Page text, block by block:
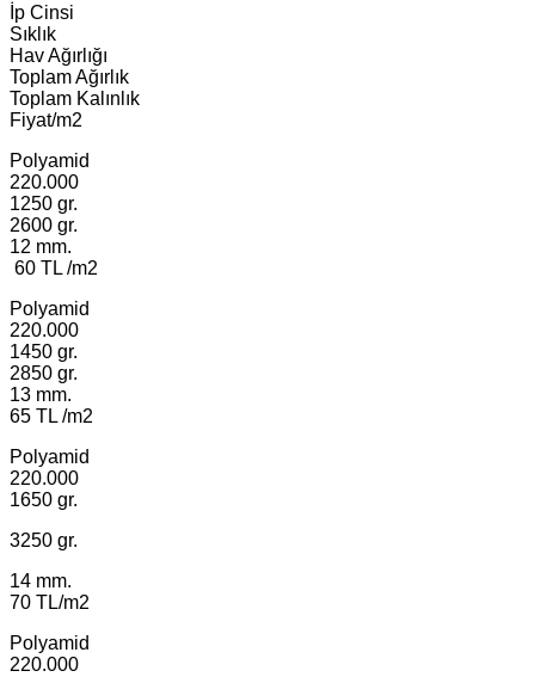
İp Cinsi
Sıklık
Hav Ağırlığı
Toplam Ağırlık
Toplam Kalınlık
Fiyat/m2
Polyamid
220.000
1250 gr.
2600 gr.
12 mm.
60 TL /m2
Polyamid
220.000
1450 gr.
2850 gr.
13 mm.
65 TL /m2
Polyamid
220.000
1650 gr.
3250 gr.
14 mm.
70 TL/m2
Polyamid
220.000